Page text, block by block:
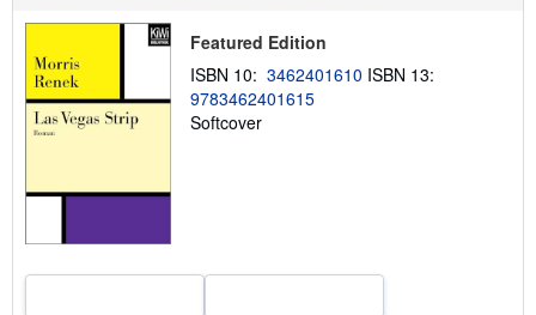
i
p
i
n
Featured Edition
ISBN 10: 3462401610 ISBN 13:
9783462401615
Softcover